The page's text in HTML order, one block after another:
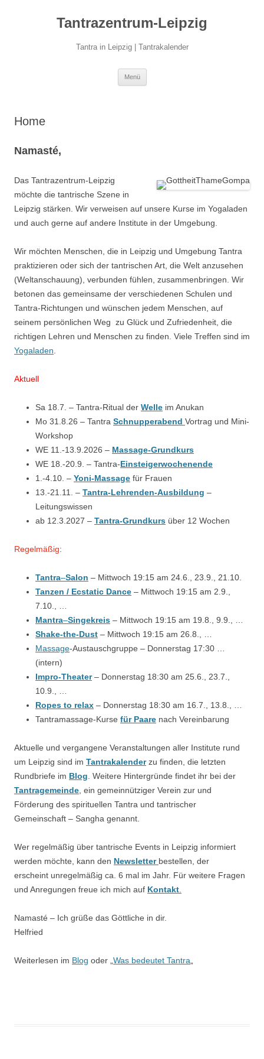
Tantrazentrum-Leipzig
Tantra in Leipzig | Tantrakalender
Menü
Home
Namasté,
Das Tantrazentrum-Leipzig
möchte die tantrische Szene in
Leipzig stärken. Wir verweisen auf unsere Kurse im Yogaladen
und auch gerne auf andere Institute in der Umgebung.
Wir möchten Menschen, die in Leipzig und Umgebung Tantra
praktizieren oder sich der tantrischen Art, die Welt anzusehen
(Weltanschauung), verbunden fühlen, zusammenbringen. Wir
betonen das gemeinsame der verschiedenen Schulen und
Tantra-Richtungen und wünschen jedem Menschen, auf
seinem persönlichen Weg zu Glück und Zufriedenheit, die
richtigen Lehren und Menschen zu finden. Viele Treffen sind im
Yogaladen
Aktuell
Sa 18.7. – Tantra-Ritual der Welle im Anukan
Mo 31.8.26 – Tantra Schnupperabend Vortrag und Mini-
Workshop
WE 11.-13.9.2026 – Massage-Grundkurs
WE 18.-20.9. – Tantra-Einsteigerwochenende
1.-4.10. – Yoni-Massage für Frauen
13.-21.11. – Tantra-Lehrenden-Ausbildung –
Leitungswissen
ab 12.3.2027 – Tantra-Grundkurs über 12 Wochen
Regelmäßig:
Tantra–Salon – Mittwoch 19:15 am 24.6., 23.9., 21.10.
Tanzen / Ecstatic Dance – Mittwoch 19:15 am 2.9.,
7.10., …
Mantra–Singekreis – Mittwoch 19:15 am 19.8., 9.9., …
Shake-the-Dust – Mittwoch 19:15 am 26.8., …
Massage-Austauschgruppe – Donnerstag 17:30 …
(intern)
Impro-Theater– Donnerstag 18:30 am 25.6., 23.7.,
10.9., …
Ropes to relax – Donnerstag 18:30 am 16.7., 13.8., …
Tantramassage-Kurse für Paare nach Vereinbarung
Aktuelle und vergangene Veranstaltungen aller Institute rund
um Leipzig sind im Tantrakalender zu finden, die letzten
Rundbriefe im Blog . Weitere Hintergründe findet ihr bei der
Tantragemeinde , ein gemeinnütziger Verein zur und
Förderung des spirituellen Tantra und tantrischer
Gemeinschaft – Sangha genannt.
Wer regelmäßig über tantrische Events in Leipzig informiert
werden möchte, kann den Newsletter bestellen, der
erscheint unregelmäßig ca. 6 mal im Jahr. Für weitere Fragen
und Anregungen freue ich mich auf Kontakt
Namasté – Ich grüße das Göttliche in dir.
Helfried
Weiterlesen im Blog oder „ Was bedeutet Tantra